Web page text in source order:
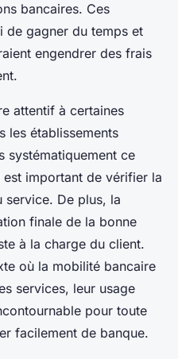
bancaires. Ces
de gagner du temps et
engendrer des frais
attentif à certaines
les établissements
systématiquement ce
est important de vérifier la
De plus, la
finale de la bonne
à la charge du client.
où la mobilité bancaire
services, leur usage
pour toute
facilement de banque.